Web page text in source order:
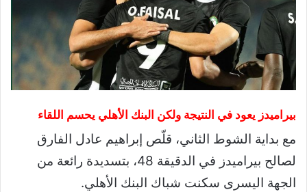
بيراميدز يعود في النتيجة ولكن البنك الأهلي يحسم اللقاء
مع بداية الشوط الثاني، قلّص إبراهيم عادل الفارق
لصالح بيراميدز في الدقيقة 48، بتسديدة رائعة من
الجهة اليسرى سكنت شباك البنك الأهلي.